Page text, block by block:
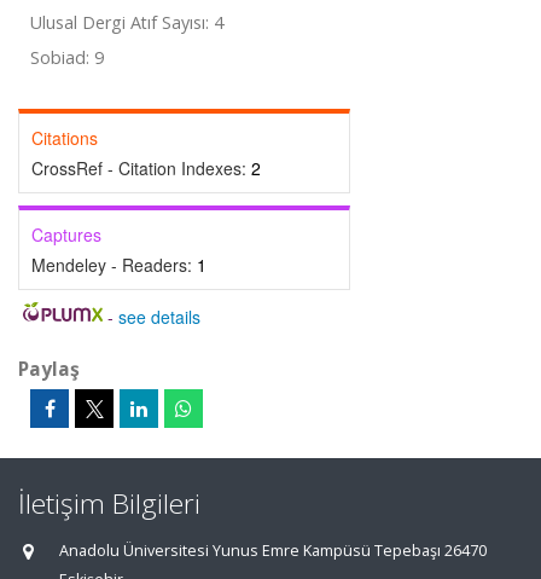
Ulusal Dergi Atıf Sayısı: 4
Sobiad: 9
Citations
CrossRef - Citation Indexes: 2
Captures
Mendeley - Readers: 1
- see details
Paylaş
İletişim Bilgileri
Anadolu Üniversitesi Yunus Emre Kampüsü Tepebaşı 26470